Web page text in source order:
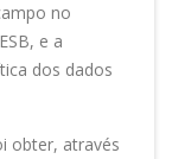
no
e a
dos dados
obter, através